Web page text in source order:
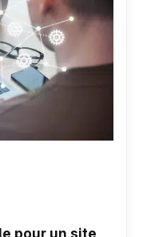
pour un site